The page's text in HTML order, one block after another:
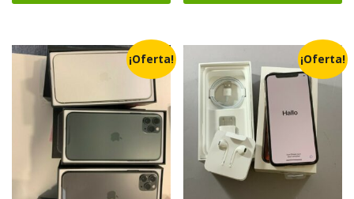
¡Oferta! ¡Oferta!